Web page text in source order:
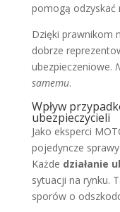
pomogą odzyskać
Dzięki prawnikom
dobrze
ubezpieczeniowe.
samemu.
Wpływ
ubezpieczycieli
Jako eksperci
pojedyncze
Każde działanie
sytuacji na rynku.
sporów o